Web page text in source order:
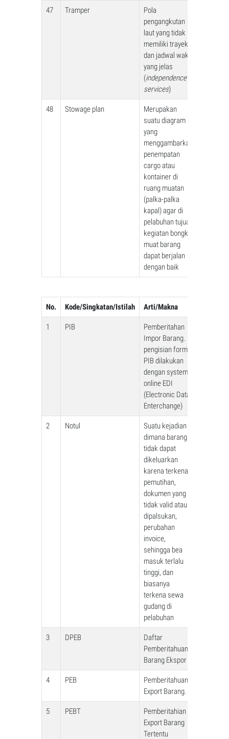
47 Tramper
Pola
pengangkutan
laut yang tidak
memiliki trayek
dan jadwal waktu
yang jelas
(independence
services)
48 Stowage plan
Merupakan
suatu diagram
yang
menggambarkan
penempatan
cargo atau
kontainer di
ruang muatan
(palka-palka
kapal) agar di
pelabuhan tujuan
kegiatan bongkar
muat barang
dapat berjalan
dengan baik
No. Kode/Singkatan/Istilah Arti/Makna
1 PIB
Pemberitahan
Impor Barang.
pengisian form
PIB dilakukan
dengan system
online EDI
(Electronic Data
Enterchange)
2 Notul
Suatu kejadian
dimana barang
tidak dapat
dikeluarkan
karena terkena
pemutihan,
dokumen yang
tidak valid atau
dipalsukan,
perubahan
invoice,
sehingga bea
masuk terlalu
tinggi, dan
biasanya
terkena sewa
gudang di
pelabuhan
3 DPEB
Daftar
Pemberitahuan
Barang Ekspor
4 PEB
Pemberitahuan
Export Barang.
5 PEBT
Pemberitahian
Export Barang
Tertentu